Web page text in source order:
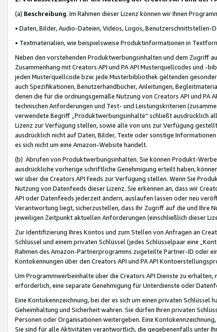
(a) Beschreibung. Im Rahmen dieser Lizenz können wir Ihnen
• Daten, Bilder, Audio-Dateien, Videos, Logos, Benutzerschnittstellen-
• Textmaterialien, wie beispielsweise Produktinformationen in
Neben den vorstehenden Produktwerbungsinhalten und dem Zugriff
Zusammenhang mit Creators API und PA API Musterquellcodes und
jeden Musterquellcode bzw. jede Musterbibliothek geltenden
auch Spezifikationen, Benutzerhandbücher, Anleitungen,
denen die für die ordnungsgemäße Nutzung von Creators API und PA
technischen Anforderungen und Test- und Leistungskriterien
verwendete Begriff „Produktwerbungsinhalte“ schließt ausdrücklich
Lizenz zur Verfügung stellen, sowie alle von uns zur Verfügung
ausdrücklich nicht auf Daten, Bilder, Texte oder sonstige
es sich nicht um eine Amazon-Website handelt.
(b) Abrufen von Produktwerbungsinhalten. Sie können Produkt-
ausdrückliche vorherige schriftliche Genehmigung erteilt haben,
wir über die Creators API Feeds zur Verfügung stellen. Wenn Sie
Nutzung von Datenfeeds dieser Lizenz. Sie erkennen an, dass wir
API oder Datenfeeds jederzeit ändern, auslaufen lassen oder neu
Verantwortung liegt, sicherzustellen, dass Ihr Zugriff auf die und Ihre
jeweiligen Zeitpunkt aktuellen Anforderungen (einschließlich dieser
Zur Identifizierung Ihres Kontos und zum Stellen von Anfragen an
Schlüssel und einem privaten Schlüssel (jedes Schlüsselpaar eine
Rahmen des Amazon-Partnerprogramms zugeteilte Partner-ID oder
Kontokennungen über den Creators API und PA API
Um Programmwerbeinhalte über die Creators API Dienste zu
erforderlich, eine separate Genehmigung für Unterdienste oder
Eine Kontokennzeichnung, bei der es sich um einen privaten
Geheimhaltung und Sicherheit wahren. Sie dürfen Ihren privaten
Personen oder Organisationen weitergeben. Eine
Sie sind für alle Aktivitäten verantwortlich, die gegebenenfalls unter